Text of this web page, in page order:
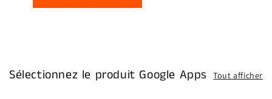
Sélectionnez le produit Google Apps Tout afficher